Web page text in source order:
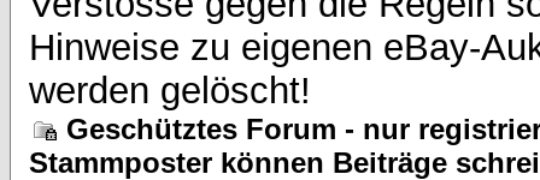
Hinweise zu eigenen eBay-
werden gelöscht!
Geschütztes Forum - nur
Stammposter können Beiträge